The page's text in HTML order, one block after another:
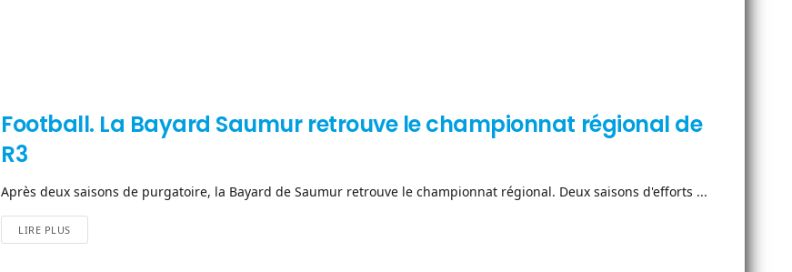
Football. La Bayard Saumur retrouve le championnat régional de
R3
Après deux saisons de purgatoire, la Bayard de Saumur retrouve le championnat régional. Deux saisons d'efforts ...
LIRE PLUS